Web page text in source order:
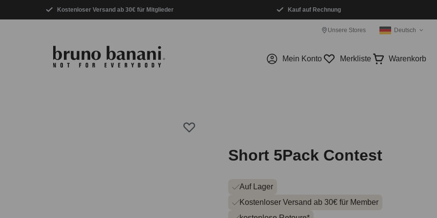
Kostenloser Versand ab 30€ für Mitglieder Kauf auf Rechnung
Unsere Stores Deutsch
Mein Konto Merkliste Warenkorb
Short 5Pack Contest
Auf Lager
Kostenloser Versand ab 30€ für Member